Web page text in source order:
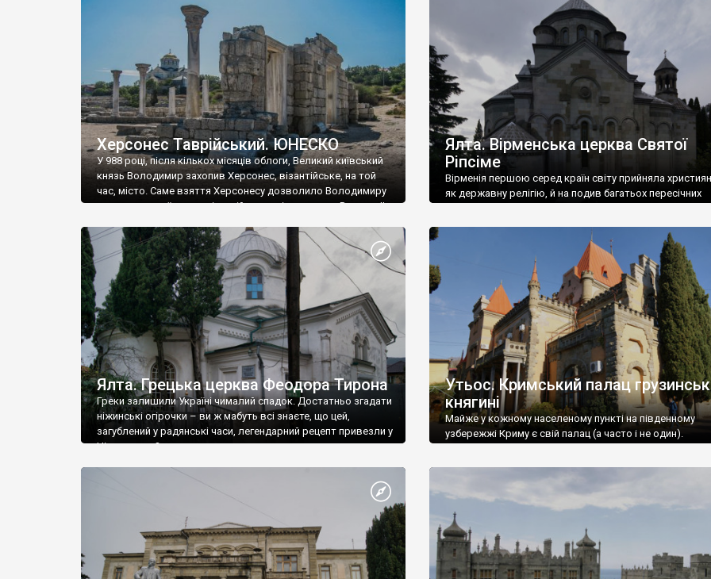
візантійської доби. Раритети викрадені з фондів об’єкту
культурної спадщини ЮНЕСКО «Херсонеса Таврійського».
Офіційно – на виставку «Золото Візантії», але експерти та
влада в Україні вважають це лише […]
називаються «повстяками» (postaki)…” “Вино. Крим
виробляє відмінне вино і його вдосталь: воно все
легке біле і дуже […]
Херсонес Таврійський. ЮНЕСКО
У 988 році, після кількох місяців облоги, Великий київський
князь Володимир захопив Херсонес, візантійське, на той
час, місто. Саме взяття Херсонесу дозволило Володимиру
диктувати свої умови візантійському імператору Василю ІІ,
Херсонесі Володимир-язичник, став Василем-
християнином. А потім було Хрещення Русі. На честь
Херсонесу Таврійського названо місто […]
Ялта. Вірменська церква Святої
Ріпсіме
Вірменія першою серед країн світу прийняла
як державну релігію, й на подив багатьох пересічних
Ялта. Грецька церква Феодора Тирона
Греки залишили Україні чималий спадок. Достатньо згадати
ніжинські огірочки – ви ж мабуть всі знаєте, що цей,
загублений у радянські часи, легендарний рецепт привезли у
Ніжин греки?
Утьос. Кримський палац
княгині
Майже у кожному населеному пункті на південному
узбережжі Криму є свій палац (а часто і не один).